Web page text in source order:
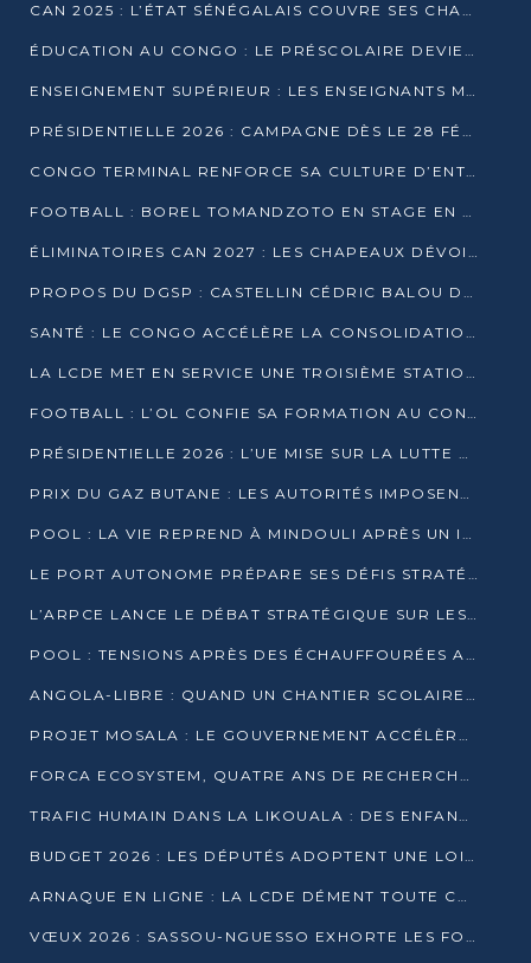
CAN 2025 : L’ÉTAT SÉNÉGALAIS COUVRE SES CHAMPIONS D’AFRIQUE DE RÉCOMPENSES EXCEPTIONNELLES
ÉDUCATION AU CONGO : LE PRÉSCOLAIRE DEVIENT OBLIGATOIRE, LE BTS CONSACRÉ DIPLÔME D’ÉTAT
ENSEIGNEMENT SUPÉRIEUR : LES ENSEIGNANTS MAINTIENNENT LA GRÈVE ET EXIGENT UN ACCORD ÉCRIT AVEC L’ÉTAT
PRÉSIDENTIELLE 2026 : CAMPAGNE DÈS LE 28 FÉVRIER, SCRUTIN LES 12 ET 15 MARS
CONGO TERMINAL RENFORCE SA CULTURE D’ENTREPRISE AVEC LE PROGRAMME « WIN TOGETHER »
FOOTBALL : BOREL TOMANDZOTO EN STAGE EN ESPAGNE AVEC POLISSYA FC
ÉLIMINATOIRES CAN 2027 : LES CHAPEAUX DÉVOILÉS, LE CONGO FIXÉ SUR SON SORT
PROPOS DU DGSP : CASTELLIN CÉDRIC BALOU DÉNONCE DES PROPOS INTIMIDANTS
SANTÉ : LE CONGO ACCÉLÈRE LA CONSOLIDATION DE L’OFFRE DE SOINS
LA LCDE MET EN SERVICE UNE TROISIÈME STATION D’EAU POTABLE À MFILOU
FOOTBALL : L’OL CONFIE SA FORMATION AU CONGOLAIS CHRISTIAN BASSILA
PRÉSIDENTIELLE 2026 : L’UE MISE SUR LA LUTTE CONTRE LA DÉSINFORMATION
PRIX DU GAZ BUTANE : LES AUTORITÉS IMPOSENT LE RESPECT DES PRIX RÉGLEMENTÉS
POOL : LA VIE REPREND À MINDOULI APRÈS UN INCIDENT ARMÉ SUR LA RN1
LE PORT AUTONOME PRÉPARE SES DÉFIS STRATÉGIQUES DE 2026
L’ARPCE LANCE LE DÉBAT STRATÉGIQUE SUR LES DONNÉES, L’IA ET LA FINANCE NUMÉRIQUE AU CONGO
POOL : TENSIONS APRÈS DES ÉCHAUFFOURÉES ARMÉES ENTRE DGSP ET EX-MILICIENS NINJA
ANGOLA-LIBRE : QUAND UN CHANTIER SCOLAIRE DEVIENT LE MIROIR D’UN CONGO EN MOUVEMENT
PROJET MOSALA : LE GOUVERNEMENT ACCÉLÈRE L’INSERTION DES JEUNES EN 2026
FORCA ECOSYSTEM, QUATRE ANS DE RECHERCHE DE TERRAIN AVANT UN LANCEMENT OFFICIEL EN 2026
TRAFIC HUMAIN DANS LA LIKOUALA : DES ENFANTS AUTOCHTONES RÉDUITS AU TRAVAIL FORCÉ
BUDGET 2026 : LES DÉPUTÉS ADOPTENT UNE LOI DES FINANCES DE PLUS DE 2500 MILLIARDS FCFA
ARNAQUE EN LIGNE : LA LCDE DÉMENT TOUTE CAMPAGNE DE RECRUTEMENT
VŒUX 2026 : SASSOU-NGUESSO EXHORTE LES FORCES VIVES À RENFORCER L’UNITÉ